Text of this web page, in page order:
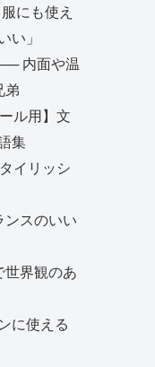
にも使え
い」
内面や温
弟
ル用】文
集
イリッシ
ンスのいい
世界観のあ
に使える